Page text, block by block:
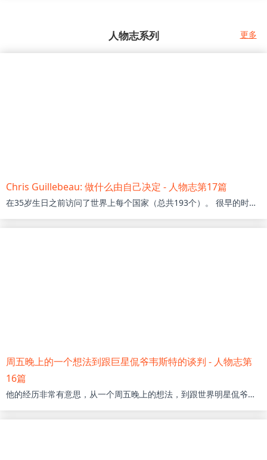
人物志系列 更多
Chris Guillebeau: 做什么由自己决定 - 人物志第17篇
在35岁生日之前访问了世界上每个国家（总共193个）。 很早的时候，就为自己的生活方式定义：“每天为自己工作24小时，避免为别人工作1个小时。
周五晚上的一个想法到跟巨星侃爷韦斯特的谈判 - 人物志第
16篇
他的经历非常有意思，从一个周五晚上的想法，到跟世界明星侃爷的谈判，这个过程跌宕起伏，甚至有些疯狂，也充满了戏剧性。